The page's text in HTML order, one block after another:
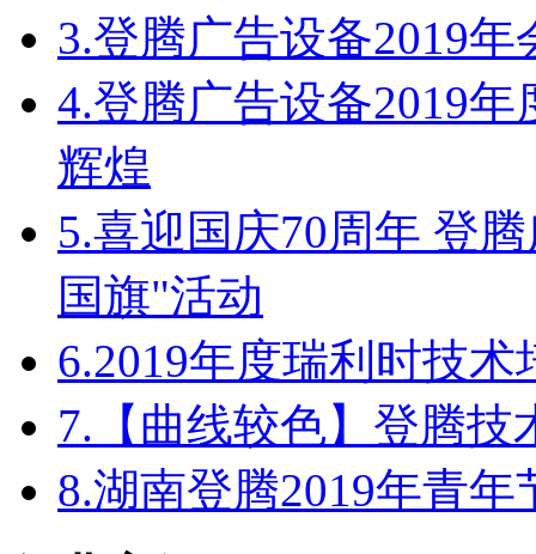
3.登腾广告设备2019
4.登腾广告设备2019
辉煌
5.喜迎国庆70周年 登
国旗"活动
6.2019年度瑞利时技
7. 【曲线较色】登腾
8.湖南登腾2019年青